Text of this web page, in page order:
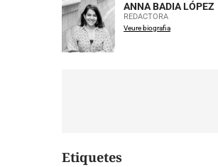
ANNA BADIA LÓPEZ
REDACTORA
Veure biografia
Etiquetes